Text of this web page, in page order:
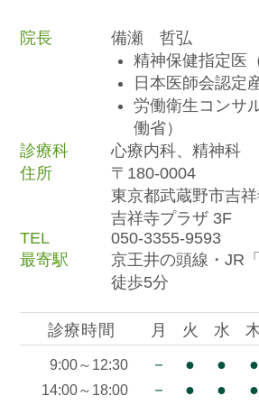
院長
備瀬 哲弘
精神保健指定医
日本医師会認定
労働衛生コンサ
働省）
診療科
心療内科、精神科
住所
〒180-0004
東京都武蔵野市吉
吉祥寺プラザ 3F
TEL
050-3355-9593
最寄駅
京王井の頭線・JR
徒歩5分
診療時間 月 火 水
9:00～12:30 － ● ● ●
14:00～18:00 － ● ● ●